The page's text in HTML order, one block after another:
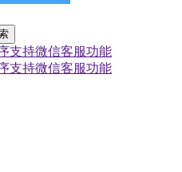
支持微信客服功能
支持微信客服功能